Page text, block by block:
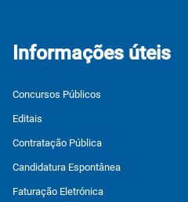
Informações úteis
Concursos Públicos
Editais
Contratação Pública
Candidatura Espontânea
Faturação Eletrónica